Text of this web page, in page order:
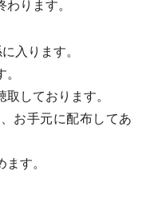
ります。
入ります。
しております。
お手元に配布してあ
す。